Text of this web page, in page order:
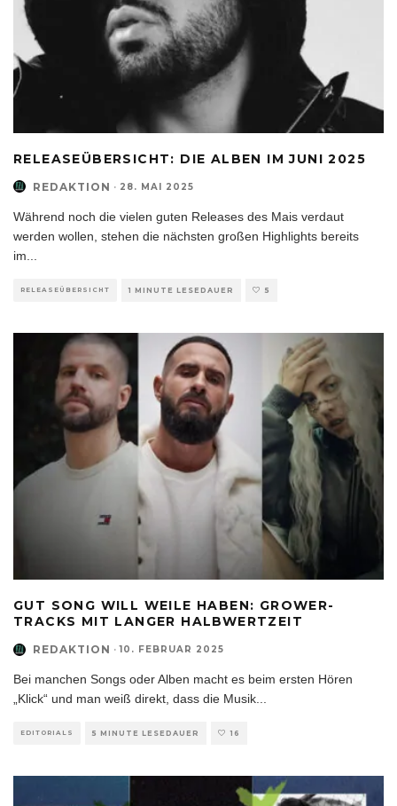
RELEASEÜBERSICHT: DIE ALBEN IM JUNI 2025
REDAKTION · 28. MAI 2025
Während noch die vielen guten Releases des Mais verdaut
werden wollen, stehen die nächsten großen Highlights bereits
im
RELEASEÜBERSICHT 1 MINUTE LESEDAUER 5
GUT SONG WILL WEILE HABEN: GROWER-
TRACKS MIT LANGER HALBWERTZEIT
REDAKTION · 10. FEBRUAR 2025
Bei manchen Songs oder Alben macht es beim ersten Hören
„Klick“ und man weiß direkt, dass die Musik...
EDITORIALS 5 MINUTE LESEDAUER 16